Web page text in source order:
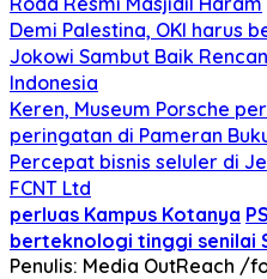
Demi Palestina, OKI harus
Jokowi Sambut Baik
Indonesia
Keren, Museum Porsche
peringatan di Pameran
Percepat bisnis seluler di
FCNT Ltd
perluas Kampus Kotanya
berteknologi tinggi senilai
Penulis: Media OutReach /